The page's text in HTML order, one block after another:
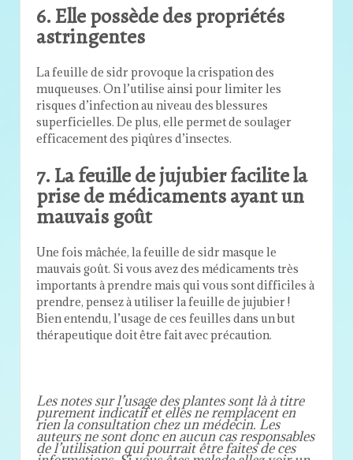
6. Elle possède des propriétés
astringentes
La feuille de sidr provoque la crispation des
muqueuses. On l’utilise ainsi pour limiter les
risques d’infection au niveau des blessures
superficielles. De plus, elle permet de soulager
efficacement des piqûres d’insectes.
7. La feuille de jujubier facilite la
prise de médicaments ayant un
mauvais goût
Une fois mâchée, la feuille de sidr masque le
mauvais goût. Si vous avez des médicaments très
importants à prendre mais qui vous sont difficiles à
prendre, pensez à utiliser la feuille de jujubier !
Bien entendu, l’usage de ces feuilles dans un but
thérapeutique doit être fait avec précaution.
Les notes sur l’usage des plantes sont là à titre
purement indicatif et elles ne remplacent en
rien la consultation chez un médecin. Les
auteurs ne sont donc en aucun cas responsables
de l’utilisation qui pourrait être faites de ces